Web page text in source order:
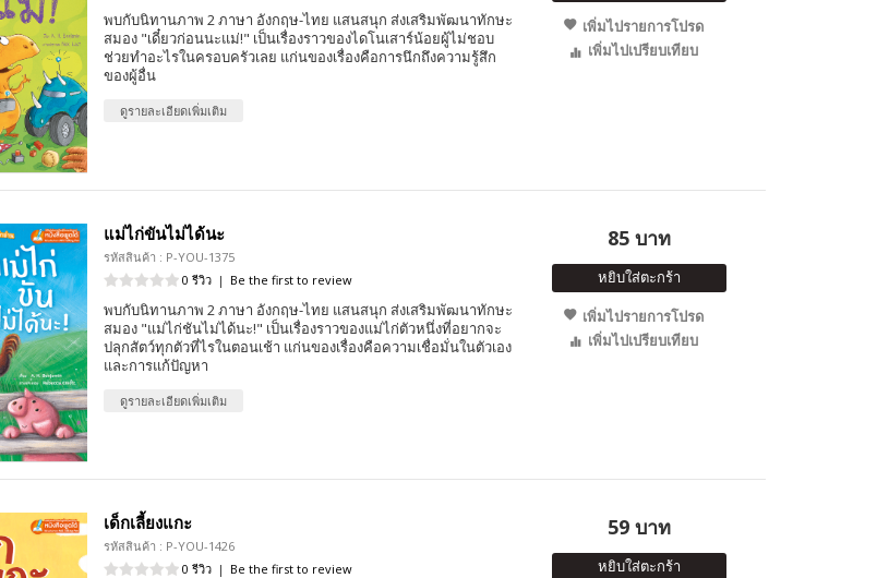
พบกับนิทานภาพ 2 ภาษา อังกฤษ-ไทย แสนสนุก ส่งเสริมพัฒนาทักษะ
สมอง "เดี๋ยวก่อนนะแม่!" เป็นเรื่องราวของไดโนเสาร์น้อยผู้ไม่ชอบ
ช่วยทำอะไรในครอบครัวเลย แก่นของเรื่องคือการนึกถึงความรู้สึก
ของผู้อื่น
ดูรายละเอียดเพิ่มเติม
เพิ่มไปรายการโปรด
เพิ่มไปเปรียบเทียบ
แม่ไก่ขันไม่ได้นะ
รหัสสินค้า : P-YOU-1375
0 รีวิว | Be the first to review
พบกับนิทานภาพ 2 ภาษา อังกฤษ-ไทย แสนสนุก ส่งเสริมพัฒนาทักษะ
สมอง "แม่ไก่ชันไม่ได้นะ!" เป็นเรื่องราวของแม่ไก่ตัวหนึ่งที่อยากจะ
ปลุกสัตว์ทุกตัวที่ไรในตอนเช้า แก่นของเรื่องคือความเชื่อมั่นในตัวเอง
และการแก้ปัญหา
ดูรายละเอียดเพิ่มเติม
85 บาท
หยิบใส่ตะกร้า
เพิ่มไปรายการโปรด
เพิ่มไปเปรียบเทียบ
เด็กเลี้ยงแกะ
รหัสสินค้า : P-YOU-1426
0 รีวิว | Be the first to review
59 บาท
หยิบใส่ตะกร้า